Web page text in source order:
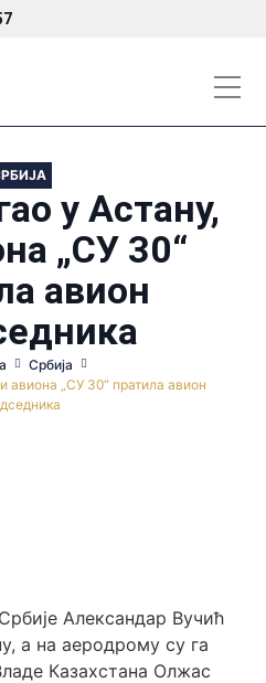
у Астану,
„СУ 30“
авион
Србија
авиона „СУ 30“ пратила авион
Александар Вучић
а на аеродрому су га
Казахстана Олжас